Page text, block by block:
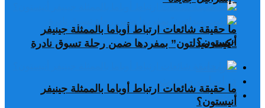
ما حقيقة شائعات ارتباط أوباما بالممثلة جينيفر
أنيستون؟
تغريدات
دراسات وبحوث
رياضة
“كيت ميدلتون” بمفردها ضمن رحلة تسوق نادرة
ما حقيقة شائعات ارتباط أوباما بالممثلة جينيفر
أنيستون؟